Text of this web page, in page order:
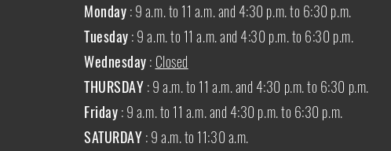
Monday: 9 a.m. to 11 a.m. and 4:30 p.m. to 6:30 p.m.
Tuesday: 9 a.m. to 11 a.m. and 4:30 p.m. to 6:30 p.m.
Wednesday: Closed
THURSDAY:9 a.m. to 11 a.m. and 4:30 p.m. to 6:30 p.m.
Friday: 9 a.m. to 11 a.m. and 4:30 p.m. to 6:30 p.m.
SATURDAY: 9 a.m. to 11:30 a.m.